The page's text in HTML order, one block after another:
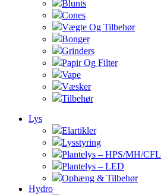
Blunts
Cones
Vægte Og Tilbehør
Bonger
Grinders
Papir Og Filter
Vape
Væsker
Tilbehør
Lys
Elartikler
Lysstyring
Plantelys – HPS/MH/CFL
Plantelys – LED
Ophæng & Tilbehør
Hydro